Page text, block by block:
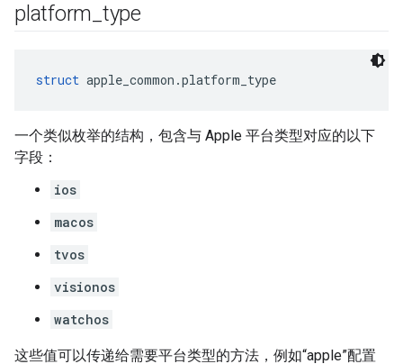
platform type
struct apple_common.platform_type
一个类似枚举的结构，包含与 Apple 平台类型对应的以下
字段：
ios
macos
tvos
visionos
watchos
这些值可以传递给需要平台类型的方法，例如“apple”配置